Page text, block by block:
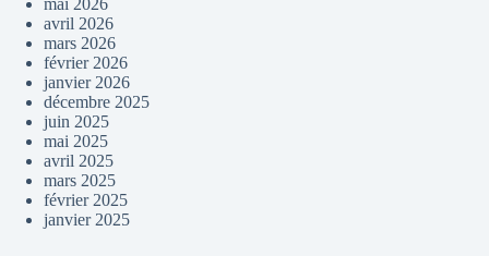
mai 2026
avril 2026
mars 2026
février 2026
janvier 2026
décembre 2025
juin 2025
mai 2025
avril 2025
mars 2025
février 2025
janvier 2025